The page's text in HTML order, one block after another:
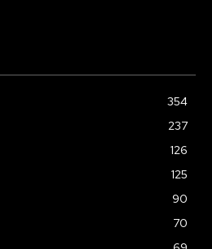
354
237
126
125
90
70